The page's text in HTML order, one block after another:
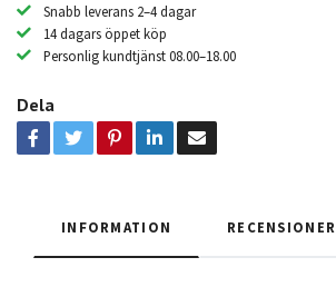
Snabb leverans 2–4 dagar
14 dagars öppet köp
Personlig kundtjänst 08.00–18.00
Dela
INFORMATION RECENSIONER